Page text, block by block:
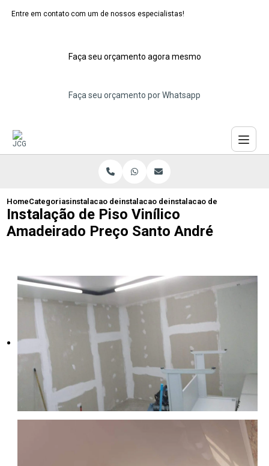
Entre em contato com um de nossos especialistas!
Faça seu orçamento agora mesmo
Faça seu orçamento por Whatsapp
HomeCategoriasinstalacao de pisos vinilicos
instalacao de piso vinilico cinza
instalacao de piso vinilico
Instalação de Piso Vinílico
Amadeirado Preço Santo André